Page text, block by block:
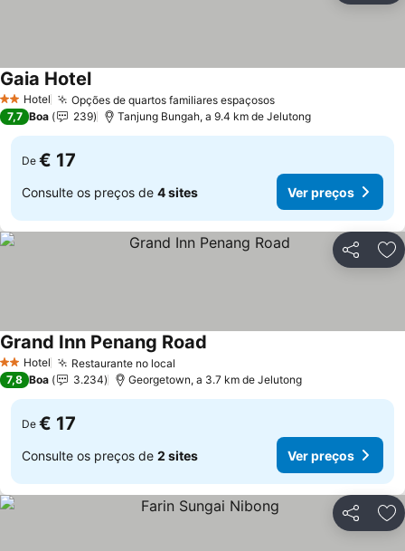
2 Estrelas
Hotel Opções de quartos familiares espaçosos
Gaia Hotel
7,7 Boa 239 Tanjung Bungah, a 9.4 km de Jelutong
De € 17
Consulte os preços de 4 sites Ver preços
Partilhar
2 Estrelas
Hotel Restaurante no local
Grand Inn Penang Road
7,8 Boa 3.234 Georgetown, a 3.7 km de Jelutong
De € 17
Consulte os preços de 2 sites Ver preços
Partilhar